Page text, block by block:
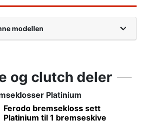
modellen
og clutch deler
Platinium
Ferodo bremsekloss sett
Platinium til 1 bremseskive